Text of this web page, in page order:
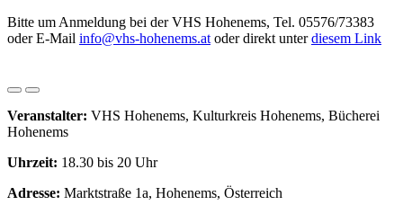
Bitte um Anmeldung bei der VHS Hohenems, Tel. 05576/73383
oder E-Mail info@vhs-hohenems.at oder direkt unterdiesem Link
Veranstalter: VHS Hohenems, Kulturkreis Hohenems, Bücherei
Hohenems
Uhrzeit: 18.30 bis 20 Uhr
Adresse: Marktstraße 1a, Hohenems, Österreich